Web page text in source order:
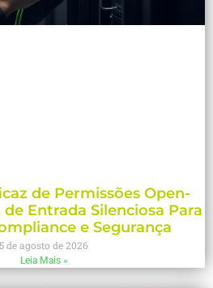
de Permissões Open-
Entrada Silenciosa Para
e Segurança
5 de agosto de 2026
Leia Mais »